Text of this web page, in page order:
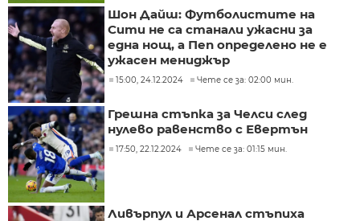
Шон Дайш: Футболистите на
Сити не са станали ужасни за
една нощ, а Пеп определено не е
ужасен мениджър
15:00, 24.12.2024 Чете се за: 02:00 мин.
Грешна стъпка за Челси след
нулево равенство с Евертън
17:50, 22.12.2024 Чете се за: 01:15 мин.
Ливърпул и Арсенал стъпиха